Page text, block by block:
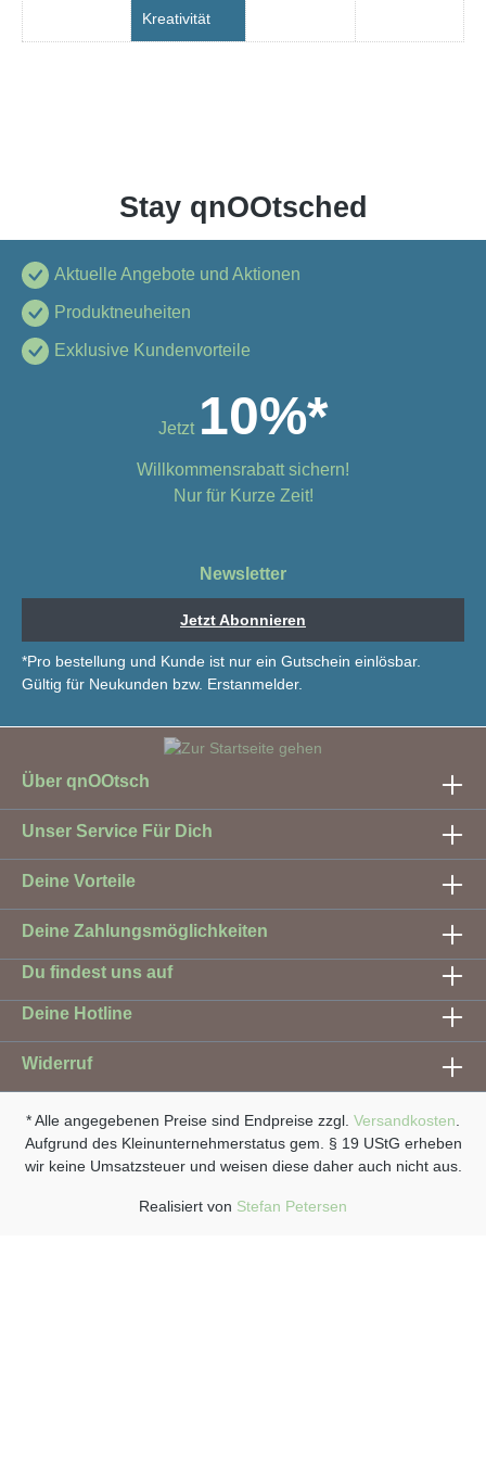
Kreativität
Stay qnOOtsched
Aktuelle Angebote und Aktionen
Produktneuheiten
Exklusive Kundenvorteile
Jetzt 10%*
Willkommensrabatt sichern!
Nur für Kurze Zeit!
Newsletter
Jetzt Abonnieren
*Pro bestellung und Kunde ist nur ein Gutschein einlösbar.
Gültig für Neukunden bzw. Erstanmelder.
Über qnOOtsch
Unser Service Für Dich
Deine Vorteile
Deine Zahlungsmöglichkeiten
Du findest uns auf
Deine Hotline
Widerruf
* Alle angegebenen Preise sind Endpreise zzgl. Versandkosten
Aufgrund des Kleinunternehmerstatus gem. § 19 UStG erheben
wir keine Umsatzsteuer und weisen diese daher auch nicht aus.
Realisiert von Stefan Petersen